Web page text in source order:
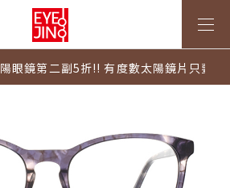
數即贈 $300 優惠券！
鏡～愛鏡合作門市全台啟動中
眼鏡第二副5折!! 有度數太陽鏡片只要
鏡框 6 折起！
鏡～愛鏡合作門市全台啟動中